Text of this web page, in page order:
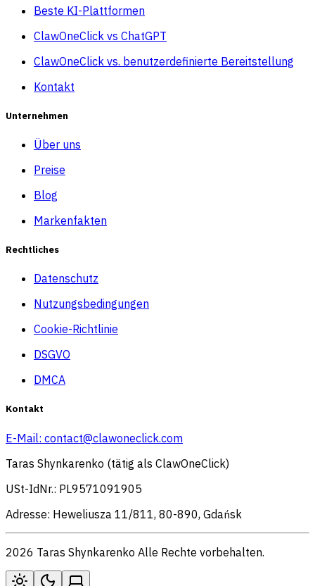
Beste KI-Plattformen
ClawOneClick vs ChatGPT
ClawOneClick vs. benutzerdefinierte Bereitstellung
Kontakt
Unternehmen
Über uns
Preise
Blog
Markenfakten
Rechtliches
Datenschutz
Nutzungsbedingungen
Cookie-Richtlinie
DSGVO
DMCA
Kontakt
E-Mail: contact@clawoneclick.com
Taras Shynkarenko (tätig als ClawOneClick)
USt-IdNr.: PL9571091905
Adresse: Heweliusza 11/811, 80-890, Gdańsk
2026 Taras Shynkarenko Alle Rechte vorbehalten.